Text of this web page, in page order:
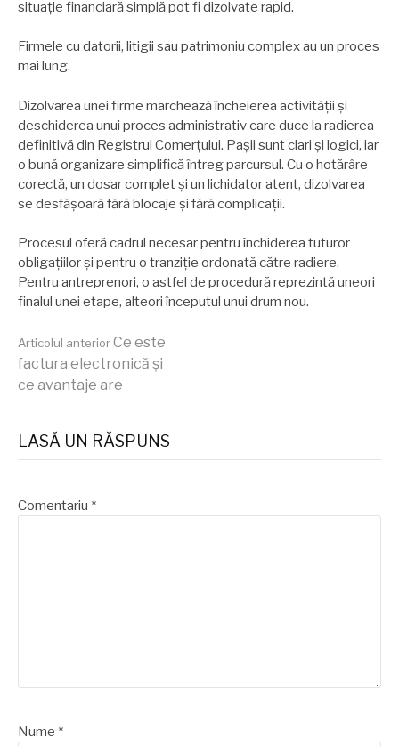
situație financiară simplă pot fi dizolvate rapid.
Firmele cu datorii, litigii sau patrimoniu complex au un proces
mai lung.
Dizolvarea unei firme marchează încheierea activității și
deschiderea unui proces administrativ care duce la radierea
definitivă din Registrul Comerțului. Pașii sunt clari și logici, iar
o bună organizare simplifică întreg parcursul. Cu o hotărâre
corectă, un dosar complet și un lichidator atent, dizolvarea
se desfășoară fără blocaje și fără complicații.
Procesul oferă cadrul necesar pentru închiderea tuturor
obligațiilor și pentru o tranziție ordonată către radiere.
Pentru antreprenori, o astfel de procedură reprezintă uneori
finalul unei etape, alteori începutul unui drum nou.
Continuă
lectura
Articolul anteriorCe este
factura electronică și
ce avantaje are
LASĂ UN RĂSPUNS
Comentariu *
Nume *